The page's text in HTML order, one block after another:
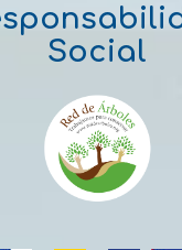
Social